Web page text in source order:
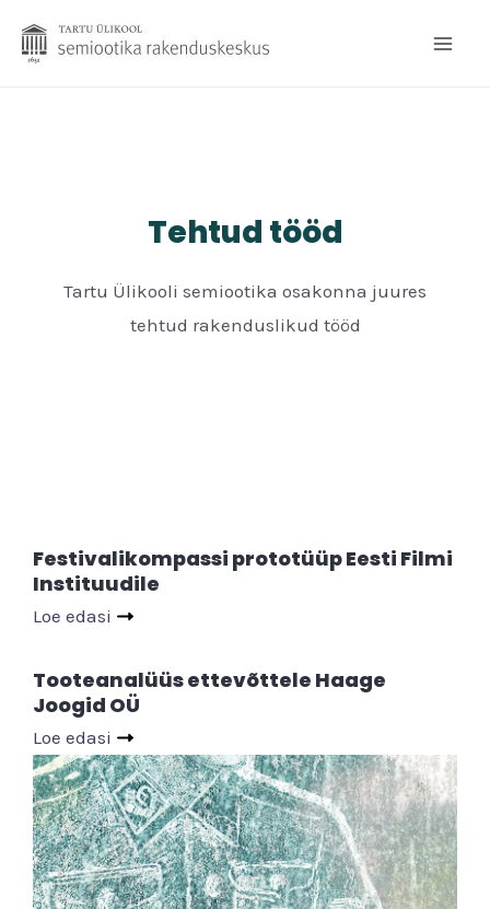
Tehtud tööd
Tartu Ülikooli semiootika osakonna juures
tehtud rakenduslikud tööd
Festivalikompassi prototüüp Eesti Filmi
Instituudile
Loe edasi
Tooteanalüüs ettevõttele Haage
Joogid OÜ
Loe edasi